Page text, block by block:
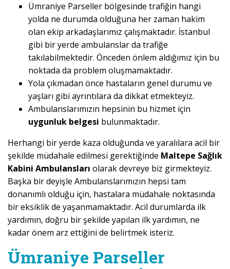
Ümraniye Parseller bölgesinde trafiğin hangi
yolda ne durumda olduğuna her zaman hakim
olan ekip arkadaşlarımız çalışmaktadır. İstanbul
gibi bir yerde ambulanslar da trafiğe
takılabilmektedir. Önceden önlem aldığımız için bu
noktada da problem oluşmamaktadır.
Yola çıkmadan önce hastaların genel durumu ve
yaşları gibi ayrıntılara da dikkat etmekteyiz.
Ambulanslarımızın hepsinin bu hizmet için
uygunluk belgesi bulunmaktadır.
Herhangi bir yerde kaza olduğunda ve yaralılara acil bir
şekilde müdahale edilmesi gerektiğinde Maltepe Sağlık
Kabini Ambulansları olarak devreye biz girmekteyiz.
Başka bir deyişle Ambulanslarımızın hepsi tam
donanımlı olduğu için, hastalara müdahale noktasında
bir eksiklik de yaşanmamaktadır. Acil durumlarda ilk
yardımın, doğru bir şekilde yapılan ilk yardımın, ne
kadar önem arz ettiğini de belirtmek isteriz.
Ümraniye Parseller